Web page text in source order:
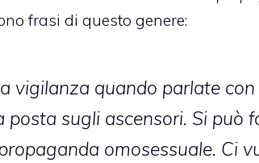
frasi di questo genere:
vigilanza quando parlate con
posta sugli ascensori. Si può
omosessuale. Ci